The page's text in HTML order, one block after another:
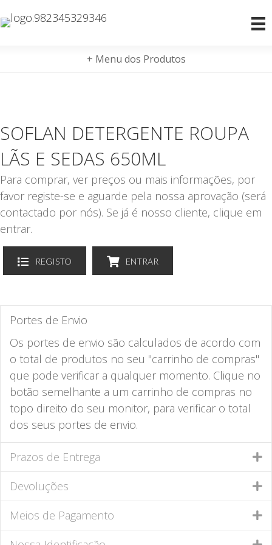
+ Menu dos Produtos
SOFLAN DETERGENTE ROUPA
LÃS E SEDAS 650ML
Para comprar, ver preços ou mais informações, por
favor registe-se e aguarde pela nossa aprovação (será
contactado por nós). Se já é nosso cliente, clique em
entrar.
REGISTO ENTRAR
Portes de Envio
Os portes de envio são calculados de acordo com
o total de produtos no seu "carrinho de compras"
que pode verificar a qualquer momento. Clique no
botão semelhante a um carrinho de compras no
topo direito do seu monitor, para verificar o total
dos seus portes de envio.
Prazos de Entrega
Devoluções
Meios de Pagamento